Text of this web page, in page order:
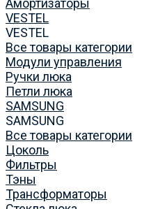
Амортизаторы
VESTEL
VESTEL
Все товары категории
Модули управления
Ручки люка
Петли люка
SAMSUNG
SAMSUNG
Все товары категории
Цоколь
Фильтры
Тэны
Трансформаторы